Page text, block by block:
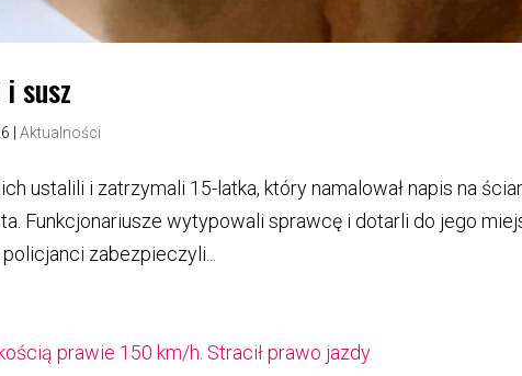
susz
|Aktualności
ustalili i zatrzymali 15-latka, który namalował napis na
Funkcjonariusze wytypowali sprawcę i dotarli do jego
zabezpieczyli...